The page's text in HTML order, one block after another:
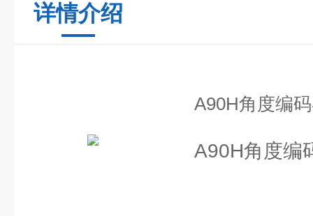
详情介绍
A90H角度编